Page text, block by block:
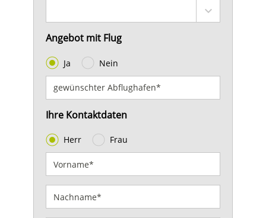
Angebot mit Flug
Ja Nein
Ihre Kontaktdaten
Herr Frau